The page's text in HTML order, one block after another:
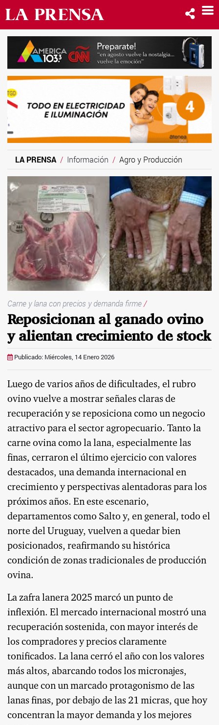
LA PRENSA Información Agro y Producción
Carne y lana con precios y demanda firme/
Reposicionan al ganado ovino
y alientan crecimiento de stock
Publicado: Miércoles, 14 Enero 2026
Luego de varios años de dificultades, el rubro
ovino vuelve a mostrar señales claras de
recuperación y se reposiciona como un negocio
atractivo para el sector agropecuario. Tanto la
carne ovina como la lana, especialmente las
finas, cerraron el último ejercicio con valores
destacados, una demanda internacional en
crecimiento y perspectivas alentadoras para los
próximos años. En este escenario,
departamentos como Salto y, en general, todo el
norte del Uruguay, vuelven a quedar bien
posicionados, reafirmando su histórica
condición de zonas tradicionales de producción
ovina.
La zafra lanera 2025 marcó un punto de
inflexión. El mercado internacional mostró una
recuperación sostenida, con mayor interés de
los compradores y precios claramente
tonificados. La lana cerró el año con los valores
más altos, abarcando todos los micronajes,
aunque con un marcado protagonismo de las
lanas finas, por debajo de las 21 micras, que hoy
concentran la mayor demanda y los mejores